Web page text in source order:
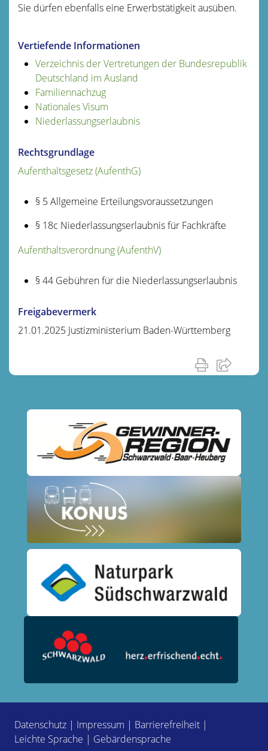
Sie dürfen ebenfalls eine Erwerbstätigkeit ausüben.
Vertiefende Informationen
Verzeichnis der Vertretungen der Bundesrepublik
Deutschland im Ausland
Familiennachzug
Nationales Visum
Niederlassungserlaubnis
Rechtsgrundlage
Aufenthaltsgesetz (AufenthG)
§ 5Allgemeine Erteilungsvoraussetzungen
§ 18c Niederlassungserlaubnis für Fachkräfte
Aufenthaltsverordnung (AufenthV)
§ 44Gebühren für die Niederlassungserlaubnis
Freigabevermerk
21.01.2025 Justizministerium Baden-Württemberg
Datenschutz | Impressum | Barrierefreiheit |
Leichte Sprache | Gebärdensprache